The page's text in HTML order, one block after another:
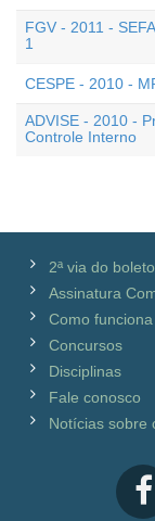
FGV - 2011 -
1
CESPE - 2010 -
ADVISE - 2010 -
Controle Interno
2ª via do boleto
Assinatura
Como funciona
Concursos
Disciplinas
Fale conosco
Notícias sobre